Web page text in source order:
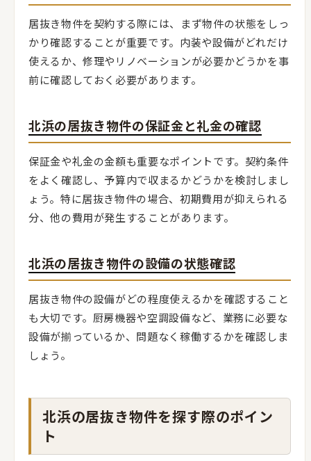
居抜き物件を契約する際には、まず物件の状態をしっ
かり確認することが重要です。内装や設備がどれだけ
使えるか、修理やリノベーションが必要かどうかを事
前に確認しておく必要があります。
北浜の居抜き物件の保証金と礼金の確認
保証金や礼金の金額も重要なポイントです。契約条件
をよく確認し、予算内で収まるかどうかを検討しまし
ょう。特に居抜き物件の場合、初期費用が抑えられる
分、他の費用が発生することがあります。
北浜の居抜き物件の設備の状態確認
居抜き物件の設備がどの程度使えるかを確認すること
も大切です。厨房機器や空調設備など、業務に必要な
設備が揃っているか、問題なく稼働するかを確認しま
しょう。
北浜の居抜き物件を探す際のポイン
ト